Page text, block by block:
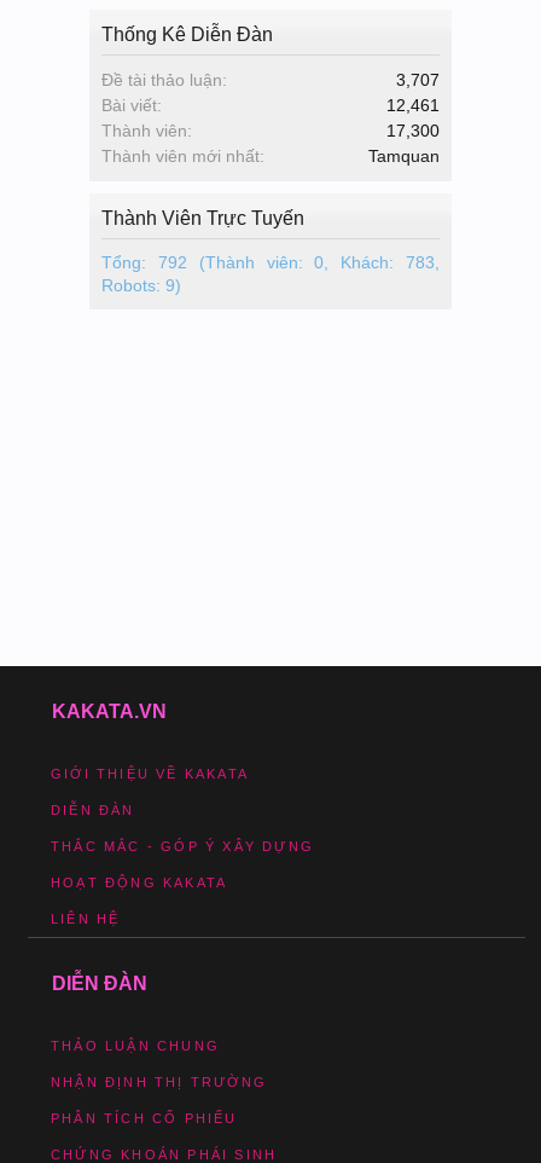
Thống Kê Diễn Đàn
Đề tài thảo luận:
3,707
Bài viết:
12,461
Thành viên:
17,300
Thành viên mới nhất:
Tamquan
Thành Viên Trực Tuyến
Tổng: 792 (Thành viên: 0, Khách: 783,
Robots: 9)
KAKATA.VN
GIỚI THIỆU VỀ KAKATA
DIỄN ĐÀN
THẮC MẮC - GÓP Ý XÂY DỰNG
HOẠT ĐỘNG KAKATA
LIÊN HỆ
DIỄN ĐÀN
THẢO LUẬN CHUNG
NHẬN ĐỊNH THỊ TRƯỜNG
PHÂN TÍCH CỔ PHIẾU
CHỨNG KHOÁN PHÁI SINH